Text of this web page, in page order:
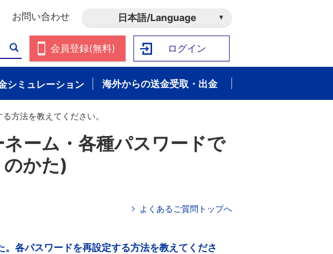
お問い合わせ 日本語/Language
会員登録(無料) ログイン
シミュレーション 海外からの送金受取・出金
方法を教えてください。
ーム・各種パスワードで
かた)
よくあるご質問トップへ
各パスワードを再設定する方法を教えてくださ